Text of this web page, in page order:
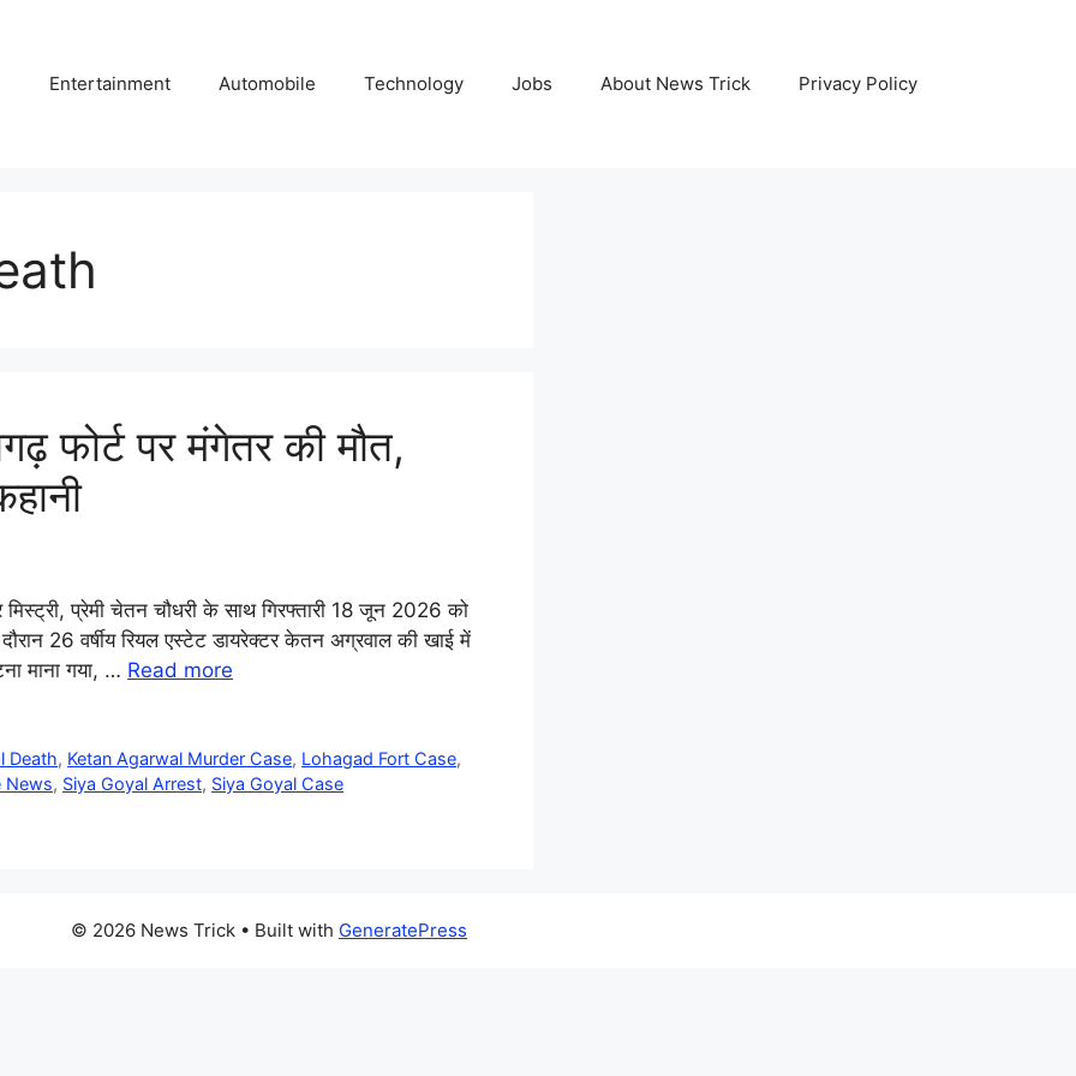
Entertainment Automobile Technology Jobs About News Trick Privacy Policy
फोर्ट पर मंगेतर की मौत,
मिस्ट्री, प्रेमी चेतन चौधरी के साथ गिरफ्तारी 18 जून 2026 को
26 वर्षीय रियल एस्टेट डायरेक्टर केतन अग्रवाल की खाई में
माना गया, … Read more
Death, Ketan Agarwal Murder Case, Lohagad Fort Case,
News, Siya Goyal Arrest, Siya Goyal Case
© 2026 News Trick • Built with GeneratePress